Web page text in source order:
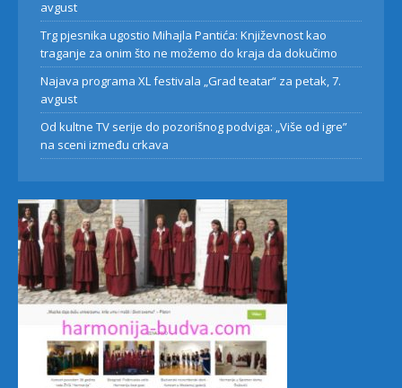
avgust
Trg pjesnika ugostio Mihajla Pantića: Književnost kao
traganje za onim što ne možemo do kraja da dokučimo
Najava programa XL festivala „Grad teatar“ za petak, 7.
avgust
Od kultne TV serije do pozorišnog podviga: „Više od igre”
na sceni između crkava